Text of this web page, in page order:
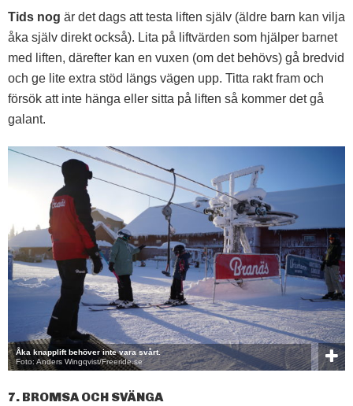
Tids nog är det dags att testa liften själv (äldre barn kan vilja
åka själv direkt också). Lita på liftvärden som hjälper barnet
med liften, därefter kan en vuxen (om det behövs) gå bredvid
och ge lite extra stöd längs vägen upp. Titta rakt fram och
försök att inte hänga eller sitta på liften så kommer det gå
galant.
Åka knapplift behöver inte vara svårt.
Foto: Anders Wingqvist/Freeride.se
7. BROMSA OCH SVÄNGA